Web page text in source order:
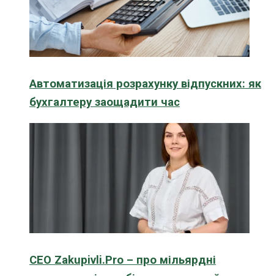
Автоматизація розрахунку відпускних: як
бухгалтеру заощадити час
CEO Zakupivli.Pro – про мільярдні